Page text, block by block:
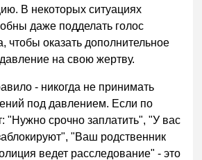
В некоторых ситуациях
даже подделать голос
чтобы оказать дополнительное
на свою жертву.
- никогда не принимать
под давлением. Если по
"Нужно срочно заплатить", "У вас
"Ваш родственник
ведет расследование" - это